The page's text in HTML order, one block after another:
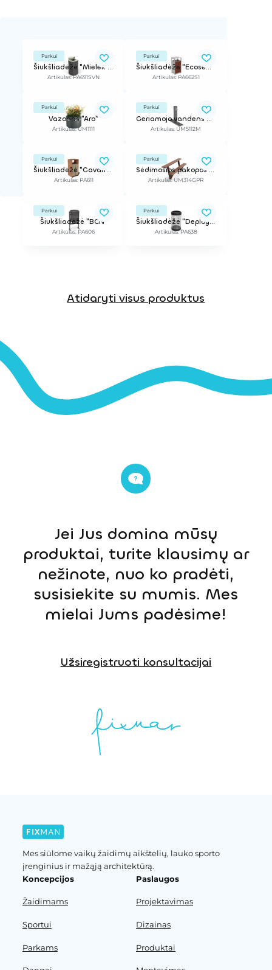
Parkui
Šiukšliadėžė "Mielek T"
Artikulas: PA691SVN
Parkui
Šiukšliadėžė "Ecosens"
Artikulas: PA662S1
Parkui
Vazonas "Aro"
Artikulas: UM1111
Parkui
Geriamojo vandens kolonėlė "Atlas", dviguba
Artikulas: UM5112M
Parkui
Šiukšliadėžė "Gavarres"
Artikulas: PA611
Parkui
Sėdimosios pakopos "Olea ReBnew"
Artikulas: UM314GPR
Parkui
Šiukšliadėžė "BCN"
Artikulas: PA606
Parkui
Šiukšliadėžė "Deployee"
Artikulas: PA638
Atidaryti visus produktus
Jei Jus domina mūsų
produktai, turite klausimų ar
nežinote, nuo ko pradėti,
susisiekite su mumis. Mes
mielai Jums padėsime!
Užsiregistruoti konsultacijai
Mes siūlome vaikų žaidimų aikštelių, lauko sporto
įrenginius ir mažąją architektūrą.
Koncepcijos
Žaidimams
Sportui
Parkams
Paslaugos
Projektavimas
Dizainas
Produktai